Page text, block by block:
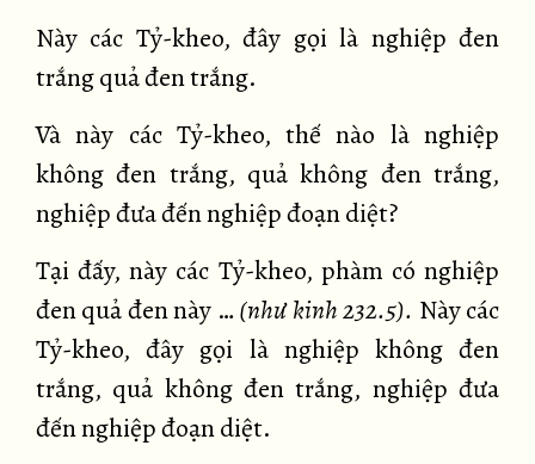
Này các Tỷ-kheo, đây gọi là nghiệp đen
trắng quả đen trắng.
Và này các Tỷ-kheo, thế nào là nghiệp
không đen trắng, quả không đen trắng,
nghiệp đưa đến nghiệp đoạn diệt?
Tại đấy, này các Tỷ-kheo, phàm có nghiệp
đen quả đen này …(như kinh 232.5). Này các
Tỷ-kheo, đây gọi là nghiệp không đen
trắng, quả không đen trắng, nghiệp đưa
đến nghiệp đoạn diệt.